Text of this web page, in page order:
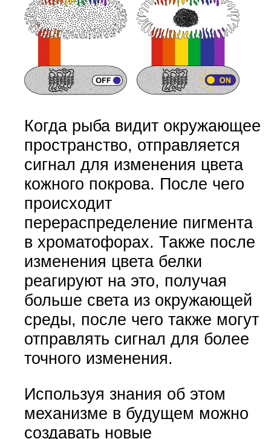
Когда рыба видит окружающее
пространство, отправляется
сигнал для изменения цвета
кожного покрова. После чего
происходит
перераспределение пигмента
в хроматофорах. Также после
изменения цвета белки
реагируют на это, получая
больше света из окружающей
среды, после чего также могут
отправлять сигнал для более
точного изменения.
Используя знания об этом
механизме в будущем можно
создавать новые